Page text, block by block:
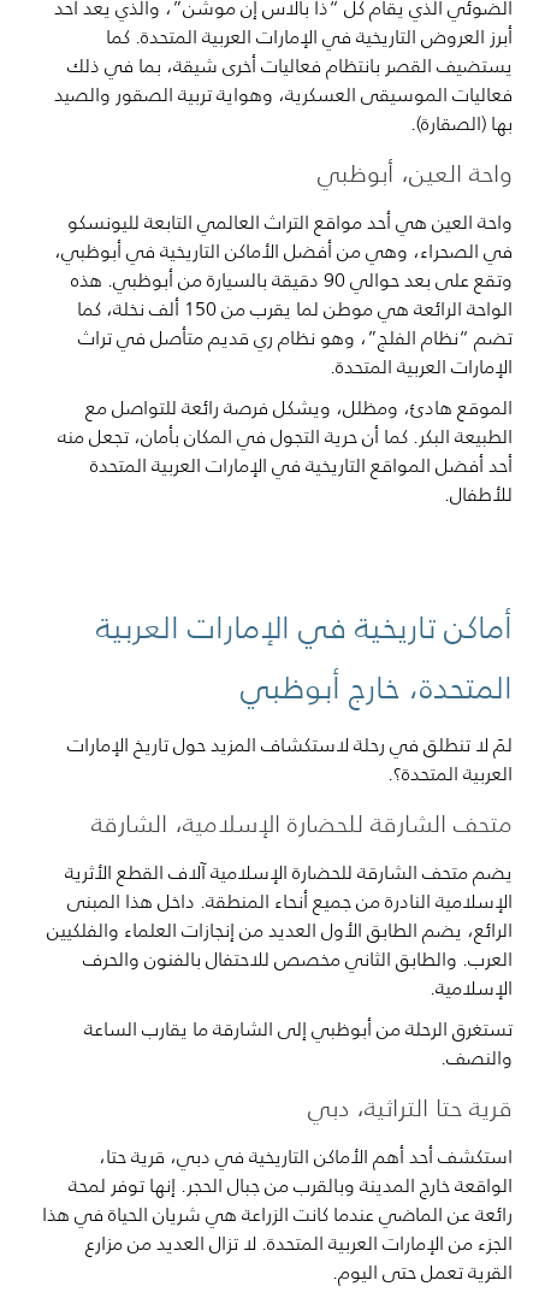
أبرز العروض التاريخية في الإمارات العربية المتحدة. كما
يستضيف القصر بانتظام فعاليات أخرى شيقة، بما في ذلك
فعاليات الموسيقى العسكرية، وهواية تربية الصقور والصيد
بها (الصقارة).
واحة العين، أبوظبي
واحة العين هي أحد مواقع التراث العالمي التابعة لليونسكو
في الصحراء، وهي من أفضل الأماكن التاريخية في أبوظبي،
وتقع على بعد حوالي 90 دقيقة بالسيارة من أبوظبي. هذه
الواحة الرائعة هي موطن لما يقرب من 150 ألف نخلة، كما
تضم “نظام الفلج”، وهو نظام ري قديم متأصل في تراث
الإمارات العربية المتحدة.
الموقع هادئ، ومظلل، ويشكل فرصة رائعة للتواصل مع
الطبيعة البكر. كما أن حرية التجول في المكان بأمان، تجعل منه
أحد أفضل المواقع التاريخية في الإمارات العربية المتحدة
للأطفال.
أماكن تاريخية في الإمارات العربية
المتحدة، خارج أبوظبي
لمَ لا تنطلق في رحلة لاستكشاف المزيد حول تاريخ الإمارات
العربية المتحدة؟.
متحف الشارقة للحضارة الإسلامية، الشارقة
يضم متحف الشارقة للحضارة الإسلامية آلاف القطع الأثرية
الإسلامية النادرة من جميع أنحاء المنطقة. داخل هذا المبنى
الرائع، يضم الطابق الأول العديد من إنجازات العلماء والفلكيين
العرب. والطابق الثاني مخصص للاحتفال بالفنون والحرف
الإسلامية.
تستغرق الرحلة من أبوظبي إلى الشارقة ما يقارب الساعة
والنصف.
قرية حتا التراثية، دبي
استكشف أحد أهم الأماكن التاريخية في دبي، قرية حتا،
الواقعة خارج المدينة وبالقرب من جبال الحجر. إنها توفر لمحة
رائعة عن الماضي عندما كانت الزراعة هي شريان الحياة في هذا
الجزء من الإمارات العربية المتحدة. لا تزال العديد من مزارع
القرية تعمل حتى اليوم.